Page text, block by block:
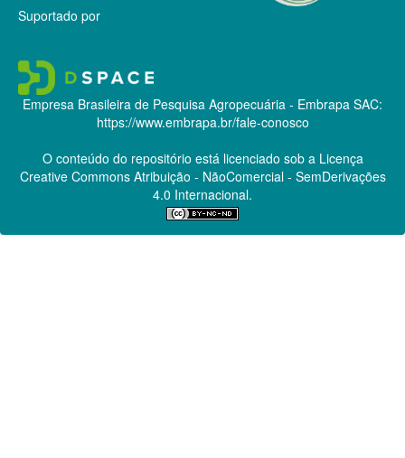
Suportado por
Empresa Brasileira de Pesquisa Agropecuária - Embrapa SAC:
https://www.embrapa.br/fale-conosco
O conteúdo do repositório está licenciado sob a Licença
Creative CommonsAtribuição - NãoComercial - SemDerivações
4.0 Internacional.